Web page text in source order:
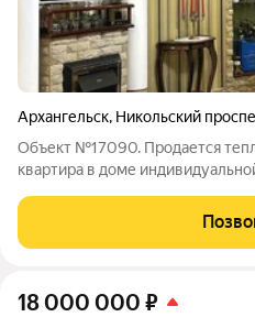
Архангельск, Никольский
Объект №17090. Продается
квартира в доме
Общая площадь 85,8 м, жилая
большая прихожая 9,9 кв.м.,
18 000 000 ₽